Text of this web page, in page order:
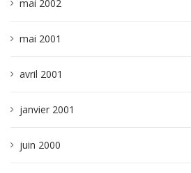
mai 2002
mai 2001
avril 2001
janvier 2001
juin 2000